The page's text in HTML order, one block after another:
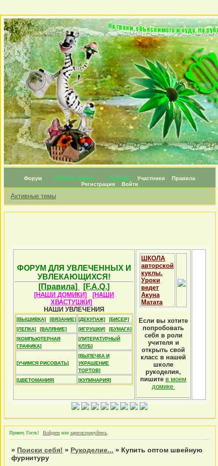
Форум Личные топики Награды Участники
Правила
Регистрация
Войти
Активные темы
ФОРУМ ДЛЯ УВЛЕЧЕННЫХ И
УВЛЕКАЮЩИХСЯ!
[Правила]
[F.A.Q.]
[НАШИ ДОМИКИ]
[НАШИ
ХВАСТУШКИ]
НАШИ УВЛЕЧЕНИЯ
[ВЫШИВКА] [ВЯЗАНИЕ] [ДЕКУПАЖ]
[БИСЕР]
[ЛЕПКА]
[ВАЛЯНИЕ] [ИГРУШКИ]
[БУМАГА]
[КОМПЬЮТЕРНАЯ
ГРАФИКА]
[ЛИТЕРАТУРНЫЙ
КЛУБ]
[УЧИМСЯ РИСОВАТЬ]
[ВЫПЕЧКА И
УКРАШЕНИЕ
ТОРТОВ]
[ЦВЕТОМАНИЯ]
[КУЛИНАРИЯ]
ШКОЛА
авторской
куклы.
Уроки
ведет
Акуна
Матата
Если вы хотите
попробовать
себя в роли
учителя и
открыть свой
класс в нашей
школе
рукоделия,
пишите в моем
домике
Привет, Гость! Войдите или зарегистрируйтесь
» Поиски себя! » Рукоделие... » Купить оптом швейную
фурнитуру